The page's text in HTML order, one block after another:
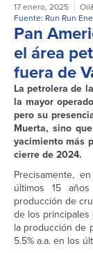
17 enero, 2025
Fuente: Run Run
Pan
el área
fuera de
La petrolera de
la mayor
pero su
Muerta, sino
yacimiento más
cierre de 2024.
Precisamente,
últimos 15
producción de
de los
la producción de
5.5% a.a. en los